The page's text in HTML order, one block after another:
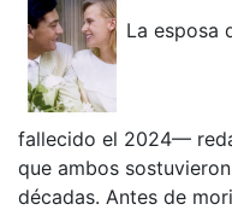
La esposa
fallecido el 2024—
que ambos
décadas. Antes de